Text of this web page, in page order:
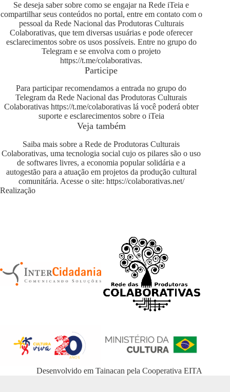
Se deseja saber sobre como se engajar na Rede iTeia e
compartilhar seus conteúdos no portal, entre em contato com o
pessoal da Rede Nacional das Produtoras Culturais
Colaborativas, que tem diversas usuárias e pode oferecer
esclarecimentos sobre os usos possíveis. Entre no grupo do
Telegram e se envolva com o projeto
https://t.me/colaborativas.
Participe
Para participar recomendamos a entrada no grupo do
Telegram da Rede Nacional das Produtoras Culturais
Colaborativas https://t.me/colaborativaslá você poderá obter
suporte e esclarecimentos sobre o iTeia
Veja também
Saiba mais sobre a Rede de Produtoras Culturais
Colaborativas, uma tecnologia social cujo os pilares são o uso
de softwares livres, a economia popular solidária e a
autogestão para a atuação em projetos da produção cultural
comunitária. Acesse o site: https://colaborativas.net/
Realização
Desenvolvido emTainacan pelaCooperativa EITA